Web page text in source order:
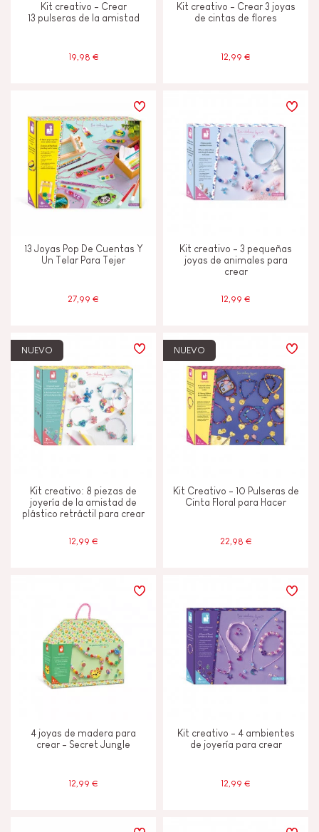
Kit creativo - Crear
13 pulseras de la amistad
19,98 €
Kit creativo - Crear 3 joyas
de cintas de flores
12,99 €
13 Joyas Pop De Cuentas Y
Un Telar Para Tejer
27,99 €
Kit creativo - 3 pequeñas
joyas de animales para
crear
12,99 €
NUEVO
Kit creativo: 8 piezas de
joyería de la amistad de
plástico retráctil para crear
12,99 €
NUEVO
Kit Creativo - 10 Pulseras de
Cinta Floral para Hacer
22,98 €
4 joyas de madera para
crear - Secret Jungle
12,99 €
Kit creativo - 4 ambientes
de joyería para crear
12,99 €